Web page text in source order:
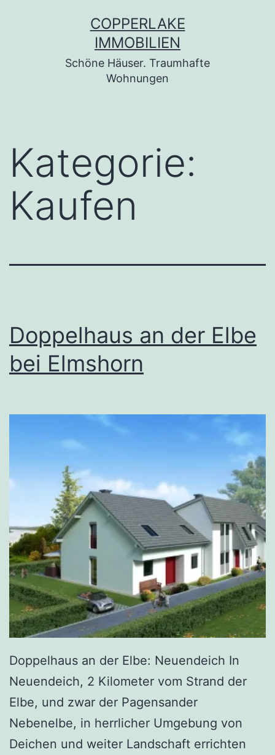
COPPERLAKE
IMMOBILIEN
Schöne Häuser. Traumhafte
Wohnungen
Kategorie:
Kaufen
Doppelhaus an der Elbe
bei Elmshorn
Doppelhaus an der Elbe: Neuendeich In
Neuendeich, 2 Kilometer vom Strand der
Elbe, und zwar der Pagensander
Nebenelbe, in herrlicher Umgebung von
Deichen und weiter Landschaft errichten